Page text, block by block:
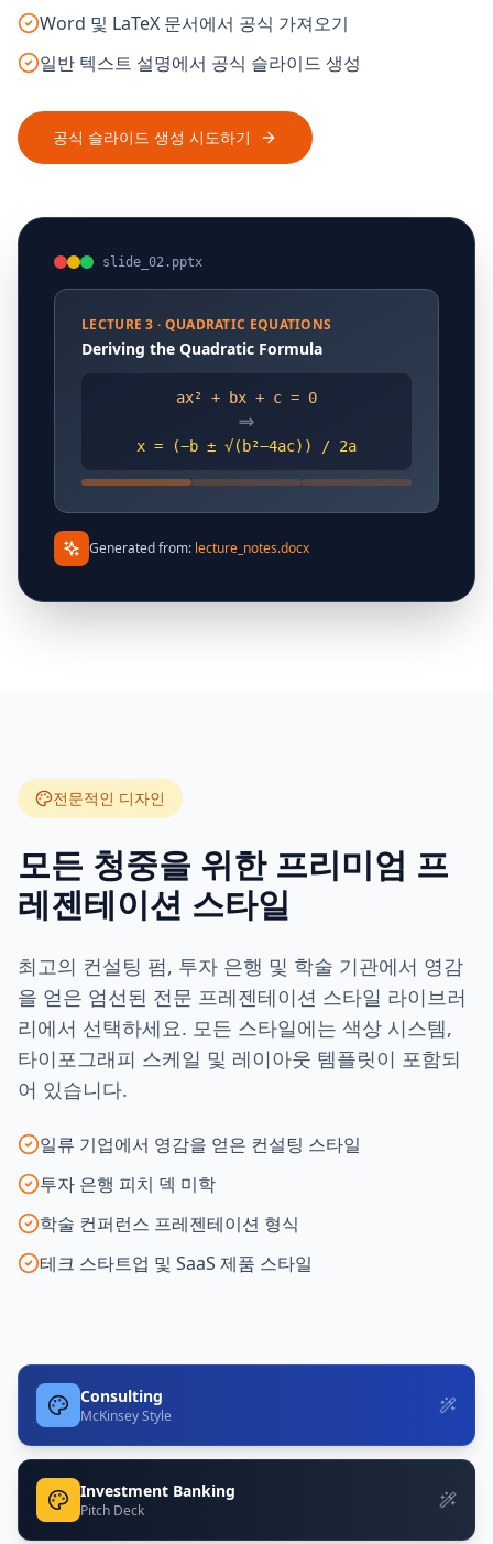
Word 및 LaTeX 문서에서 공식 가져오기
일반 텍스트 설명에서 공식 슬라이드 생성
공식 슬라이드 생성 시도하기
slide_02.pptx
LECTURE 3 · QUADRATIC EQUATIONS
Deriving the Quadratic Formula
ax² + bx + c = 0
⟹
x = (−b ± √(b²−4ac)) / 2a
Generated from: lecture_notes.docx
Consulting
McKinsey Style
Investment Banking
Pitch Deck
전문적인 디자인
모든 청중을 위한 프리미엄 프
레젠테이션 스타일
최고의 컨설팅 펌, 투자 은행 및 학술 기관에서 영감
을 얻은 엄선된 전문 프레젠테이션 스타일 라이브러
리에서 선택하세요. 모든 스타일에는 색상 시스템,
타이포그래피 스케일 및 레이아웃 템플릿이 포함되
어 있습니다.
일류 기업에서 영감을 얻은 컨설팅 스타일
투자 은행 피치 덱 미학
학술 컨퍼런스 프레젠테이션 형식
테크 스타트업 및 SaaS 제품 스타일